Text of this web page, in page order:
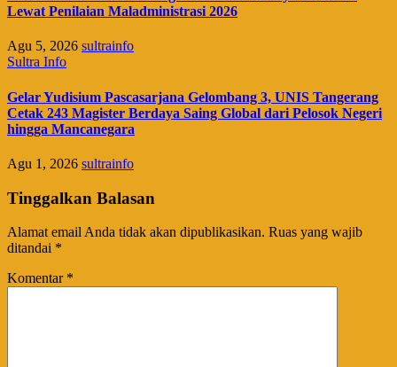
Lewat Penilaian Maladministrasi 2026
Agu 5, 2026 sultrainfo
Sultra Info
Gelar Yudisium Pascasarjana Gelombang 3, UNIS Tangerang
Cetak 243 Magister Berdaya Saing Global dari Pelosok Negeri
hingga Mancanegara
Agu 1, 2026 sultrainfo
Tinggalkan Balasan
Alamat email Anda tidak akan dipublikasikan. Ruas yang wajib
ditandai *
Komentar *